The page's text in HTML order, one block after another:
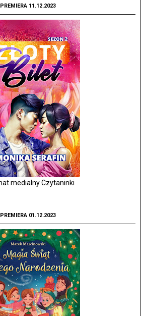
PREMIERA 11.12.2023
medialny Czytaninki
PREMIERA 01.12.2023